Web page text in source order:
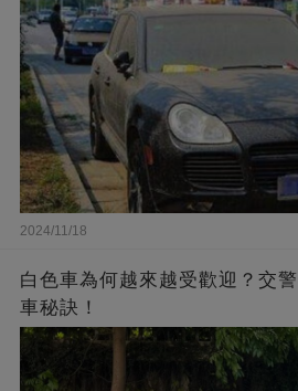
2024/11/18
白色車為何越來越受歡迎？交
車秘訣！